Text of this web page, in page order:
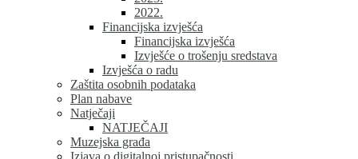
2022.
Financijska izvješća
Financijska izvješća
Izvješće o trošenju sredstava
Izvješća o radu
Zaštita osobnih podataka
Plan nabave
Natječaji
NATJEČAJI
Muzejska građa
Izjava o digitalnoj pristupačnosti